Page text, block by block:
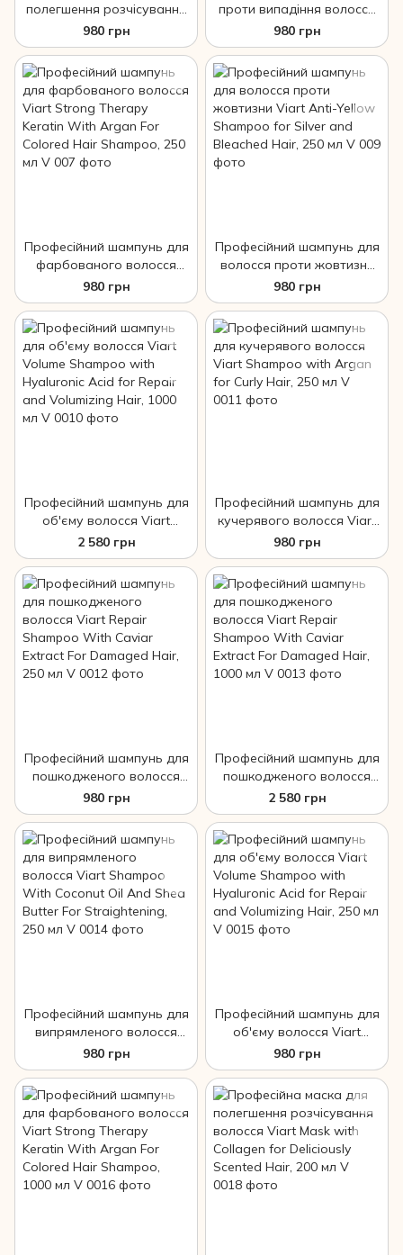
полегшення розчісування
волосся Viart Shampoo
with Collagen for Deliciously
980 грн
проти випадіння волосся
Viart Refresh Shampoo
With Rosemary Oil For
980 грн
Професійний шампунь для
фарбованого волосся
Viart Strong Therapy
Keratin With Argan For
Colored Hair Shampoo, 250
мл
980 грн
Професійний шампунь для
волосся проти жовтизни
Viart Anti-Yellow Shampoo
for Silver and Bleached
980 грн
Професійний шампунь для
об'єму волосся Viart
Volume Shampoo with
Hyaluronic Acid for Repair
and Volumizing Hair, 1000
мл
2 580 грн
Професійний шампунь для
кучерявого волосся Viart
Shampoo with Argan for
Curly Hair, 250 мл
980 грн
Професійний шампунь для
пошкодженого волосся
Viart Repair Shampoo With
Caviar Extract For Damaged
980 грн
Професійний шампунь для
пошкодженого волосся
Viart Repair Shampoo With
Caviar Extract For Damaged
2 580 грн
Професійний шампунь для
випрямленого волосся
Viart Shampoo With
Coconut Oil And Shea
Butter For Straightening,
250 мл
980 грн
Професійний шампунь для
об'єму волосся Viart
Volume Shampoo with
Hyaluronic Acid for Repair
and Volumizing Hair, 250 мл
980 грн